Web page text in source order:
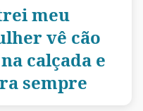
meu
vê cão
calçada e
sempre